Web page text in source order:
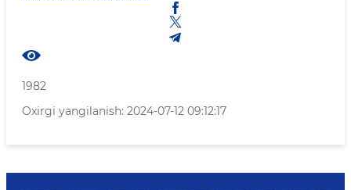
1982
Oxirgi yangilanish: 2024-07-12 09:12:17